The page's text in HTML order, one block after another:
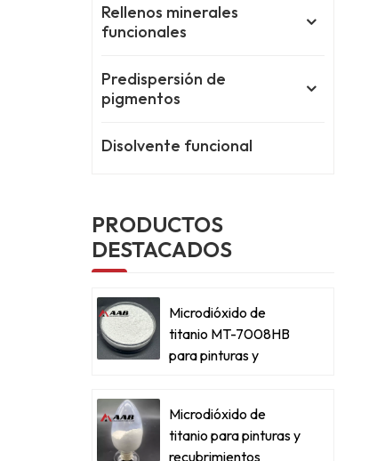
Rellenos minerales
funcionales
Predispersión de
pigmentos
Disolvente funcional
PRODUCTOS
DESTACADOS
Microdióxido de
titanio MT-7008HB
para pinturas y
Microdióxido de
titanio para pinturas y
recubrimientos